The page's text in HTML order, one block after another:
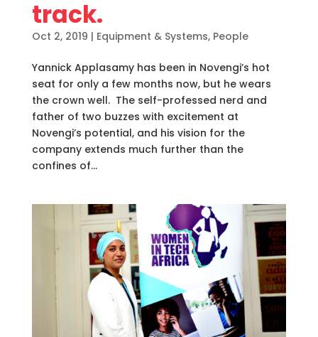
track.
Oct 2, 2019 | Equipment & Systems, People
Yannick Applasamy has been in Novengi’s hot
seat for only a few months now, but he wears
the crown well. The self-professed nerd and
father of two buzzes with excitement at
Novengi’s potential, and his vision for the
company extends much further than the
confines of...